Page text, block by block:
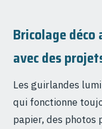
Bricolage
avec des
Les guirlandes
qui fonctionne
papier, des photos